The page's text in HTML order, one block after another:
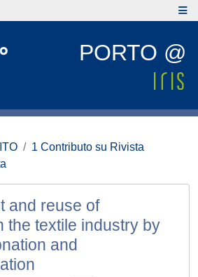
PORTO @
1 Contributo su Rivista
and reuse of
the textile industry by
and